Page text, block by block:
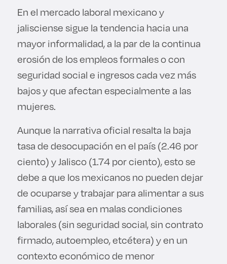
En el mercado laboral mexicano y
jalisciense sigue la tendencia hacia una
mayor informalidad, a la par de la continua
erosión de los empleos formales o con
seguridad social e ingresos cada vez más
bajos y que afectan especialmente a las
mujeres.
Aunque la narrativa oficial resalta la baja
tasa de desocupación en el país (2.46 por
ciento) y Jalisco (1.74 por ciento), esto se
debe a que los mexicanos no pueden dejar
de ocuparse y trabajar para alimentar a sus
familias, así sea en malas condiciones
laborales (sin seguridad social, sin contrato
firmado, autoempleo, etcétera) y en un
contexto económico de menor